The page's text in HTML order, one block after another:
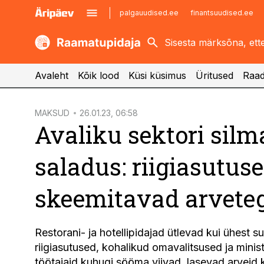
palgauudised.ee finantsuudised.ee
kaubandus.ee
kinnisvarauudised.ee
imelineajalugu.ee
Avaleht Kõik lood Küsi küsimus Üritused
MAKSUD 26.01.23, 06:58
Avaliku sektori
saladus:
skeemitavad
Restorani- ja hotellipidajad ütlevad kui ühest
riigiasutused, kohalikud omavalitsused ja